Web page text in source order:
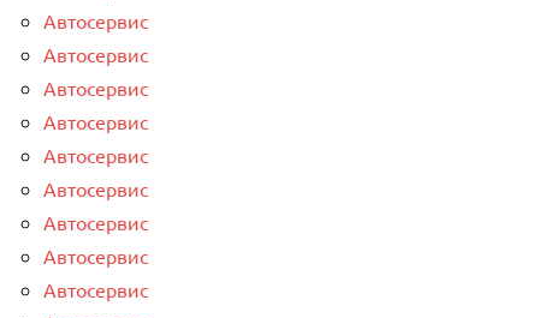
Автосервис
Автосервис
Автосервис
Автосервис
Автосервис
Автосервис
Автосервис
Автосервис
Автосервис